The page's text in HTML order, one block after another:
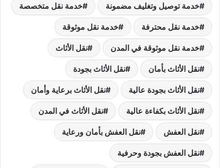
خدمة توصيل وتغليف مضمونة خدمة نقل متخصصة
خدمة نقل محترفة خدمة نقل موثوقة
خدمة نقل موثوقة في المدن نقل الأثاث
نقل الأثاث بأمان نقل الأثاث بجودة
نقل الأثاث بجودة عالية نقل الأثاث برعاية وأمان
نقل الأثاث بكفاءة عالية نقل الأثاث في المدن
نقل العفش نقل العفش بأمان ورعاية
نقل العفش بجودة وحرفية